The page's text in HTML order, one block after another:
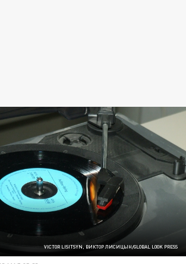
VICTOR LISITSYN, ВИКТОР ЛИСИЦЫН/GLOBAL LOOK PRESS